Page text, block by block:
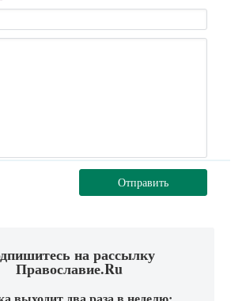
Отправить
на рассылку
Православие.Ru